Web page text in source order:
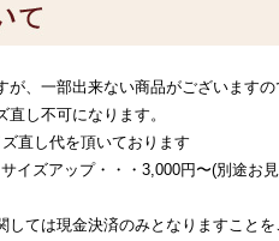
、一部出来ない商品がございます
し不可になります。
直し代を頂いております
イズアップ・・・3,000円〜(別途お
ては現金決済のみとなりますこと